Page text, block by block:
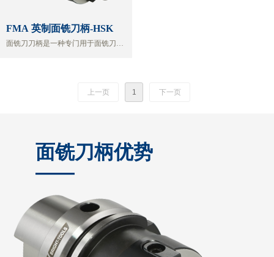
FMA 英制面铣刀柄-HSK
面铣刀刀柄是一种专门用于面铣刀的
上一页 1 下一页
面铣刀柄优势
——